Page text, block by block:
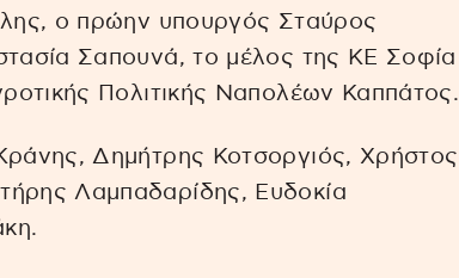
ο πρώην υπουργός Σταύρος
Σαπουνά, το μέλος της ΚΕ Σοφία
Πολιτικής Ναπολέων Καππάτος.
Δημήτρης Κοτσοργιός, Χρήστος
Λαμπαδαρίδης, Ευδοκία